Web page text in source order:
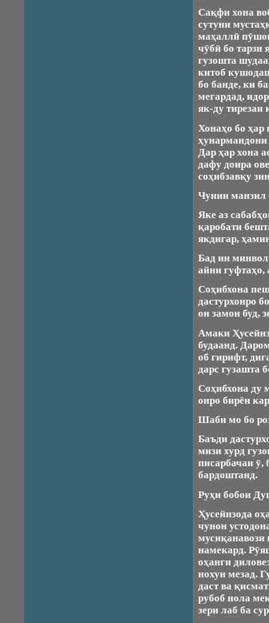
Сақфи хона
сутуни
маҳаллӣ
чӯбӣ бо тарзи
гузошта
китоб
бо банде, ки
мегардад,
як-ду тирезаи
Хонаҳо бо ҳар
ҳунармандони
Дар ҳар хона
дафу доира
соҳибзавқу
Чунин манзил
Яке аз
қаробати
якдигар,
Бад ин
айни гуфтаҳо,
Соҳибхона
дастурхонро
он замон буд,
Амаки
будаанд.
об гирифт,
дарс гузашта
Соҳибхона ду
онро бирён
Шаби мо бо
Баъди
мизи хурд
писарбачаи ӯ,
бардоштанд.
Руҳи бобои
Ҳусейнзода
чунон
мусиқанавози
намекард.
оҳанги
нохун мезад.
даст ва
рубоб нола
зери лаб ба